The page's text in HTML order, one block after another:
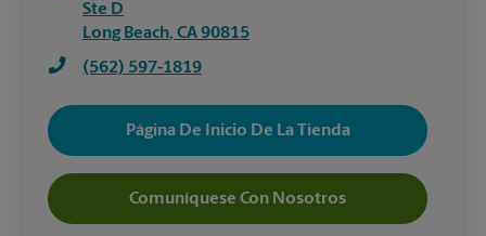
Ste D
Long Beach, CA90815
(562) 597-1819
Página De Inicio De La Tienda
Comuníquese Con Nosotros